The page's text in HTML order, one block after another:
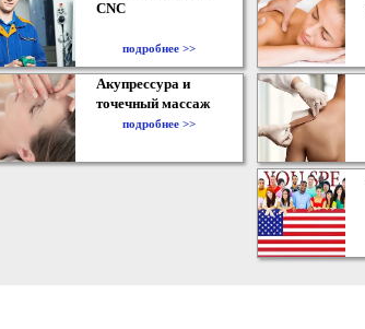
CNC
подробнее >>
Акупрессура и
точечный массаж
подробнее >>